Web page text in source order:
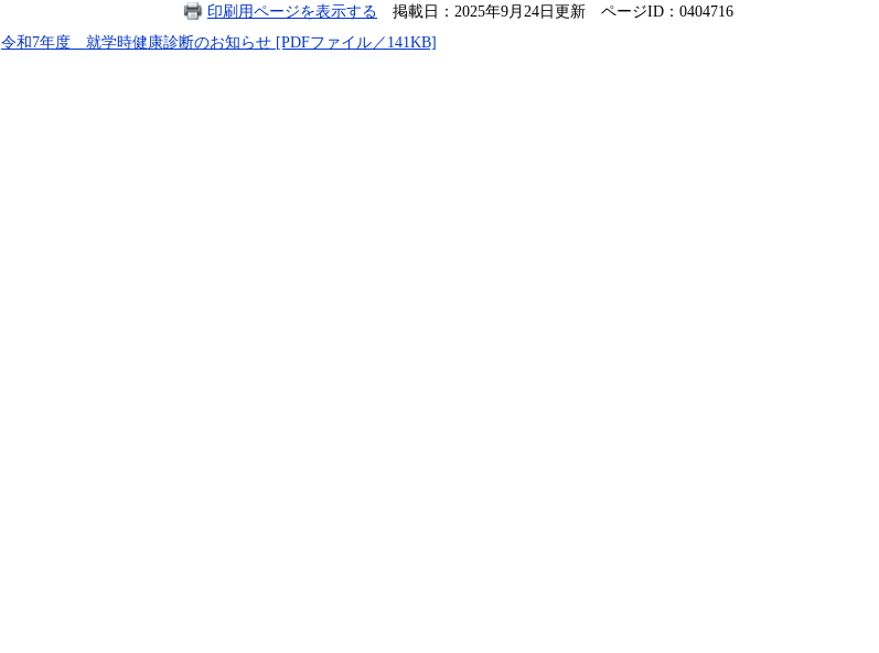
印刷用ページを表示する 掲載日：2025年9月24日更新 ページID：0404716
令和7年度 就学時健康診断のお知らせ [PDFファイル／141KB]